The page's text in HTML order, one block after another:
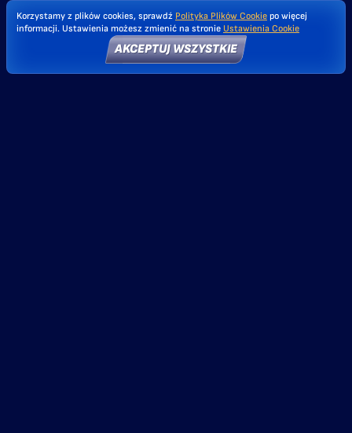
Korzystamy z plików cookies, sprawdź Polityka Plików Cookie po więcej
informacji. Ustawienia możesz zmienić na stronie Ustawienia Cookie
AKCEPTUJ WSZYSTKIE